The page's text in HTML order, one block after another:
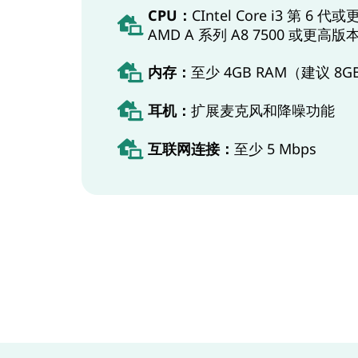
CPU： CIntel Core i3 第 6 代或
AMD A 系列 A8 7500 或更高版
内存： 至少 4GB RAM（建议
耳机： 扩展麦克风和降噪功能
互联网连接： 至少 5 Mbps